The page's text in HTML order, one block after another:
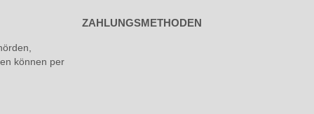
können per
ZAHLUNGSMETHODEN